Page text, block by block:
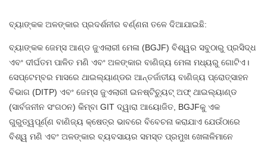
ବ୍ୟାଙ୍କକ ଅଳଙ୍କାର ପ୍ରଦର୍ଶନୀର ବର୍ଣ୍ଣନା ତଳେ ଦିଆଯାଇଛି:
ବ୍ୟାଙ୍କକ ଜେମ୍ସ ଆଣ୍ଡ ଜୁଏଲାରୀ ମେଳା (BGJF) ବିଶ୍ୱର ସବୁଠାରୁ ପ୍ରସିଦ୍ଧ
ଏବଂ ଦୀର୍ଘତମ ପାଳିତ ମଣି ଏବଂ ଅଳଙ୍କାର ବାଣିଜ୍ୟ ମେଳା ମଧ୍ୟରୁ ଗୋଟିଏ।
ସେପ୍ଟେମ୍ବର ମାସରେ ଥାଇଲ୍ୟାଣ୍ଡର ଆନ୍ତର୍ଜାତୀୟ ବାଣିଜ୍ୟ ପ୍ରୋତ୍ସାହନ
ବିଭାଗ (DITP) ଏବଂ ଜେମ୍ସ ଜୁଏଲାରୀ ଇନଷ୍ଟିଚ୍ୟୁଟ୍ ଅଫ୍ ଥାଇଲ୍ୟାଣ୍ଡ
(ସାର୍ବଜନୀନ ସଂଗଠନ) କିମ୍ବା GIT ଦ୍ୱାରା ଆୟୋଜିତ, BGJFକୁ ଏକ
ଗୁରୁତ୍ୱପୂର୍ଣ୍ଣ ବାଣିଜ୍ୟ କ୍ଷେତ୍ର ଭାବରେ ବିବେଚନା କରାଯାଏ ଯେଉଁଠାରେ
ବିଶ୍ୱ ମଣି ଏବଂ ଅଳଙ୍କାର ବ୍ୟବସାୟର ସମସ୍ତ ପ୍ରମୁଖ ଖେଳାଳିମାନେ